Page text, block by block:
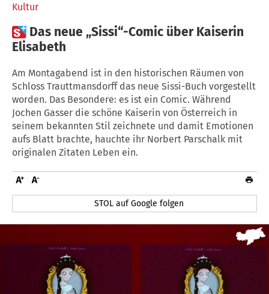
Kultur
 Das neue „Sissi“-Comic über Kaiserin
Elisabeth
Am Montagabend ist in den historischen Räumen von
Schloss Trauttmansdorff das neue Sissi-Buch vorgestellt
worden. Das Besondere: es ist ein Comic. Während
Jochen Gasser die schöne Kaiserin von Österreich in
seinem bekannten Stil zeichnete und damit Emotionen
aufs Blatt brachte, hauchte ihr Norbert Parschalk mit
originalen Zitaten Leben ein.
STOL auf Google folgen